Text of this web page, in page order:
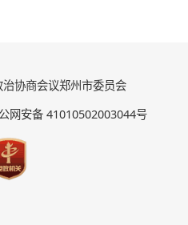
协商会议郑州市委员会
网安备 41010502003044号